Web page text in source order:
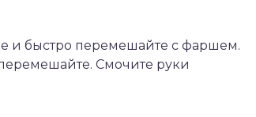
и быстро перемешайте с фаршем.
Смочите руки